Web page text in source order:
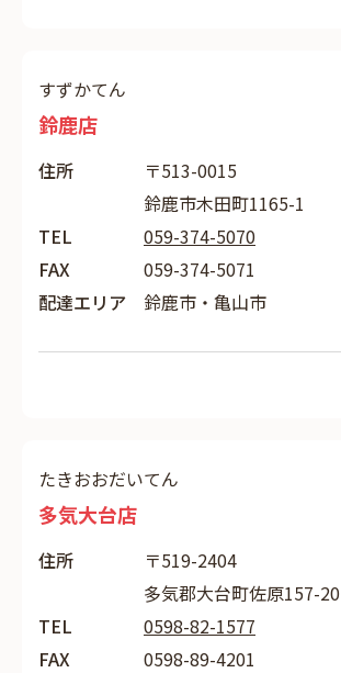
すずかてん
鈴鹿店
住所
〒513-0015
鈴鹿市木田町1165-1
TEL
059-374-5070
FAX
059-374-5071
配達エリア
鈴鹿市・亀山市
たきおおだいてん
多気大台店
住所
〒519-2404
多気郡大台町佐原157-20
TEL
0598-82-1577
FAX
0598-89-4201